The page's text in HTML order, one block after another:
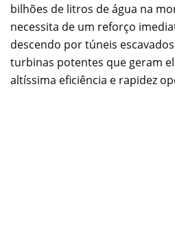
bilhões de litros de água na
necessita de um reforço
descendo por túneis
turbinas potentes que geram
altíssima eficiência e rapidez